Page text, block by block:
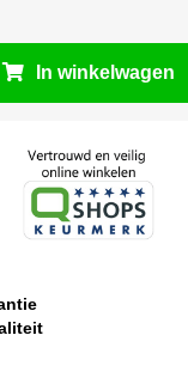
In winkelwagen